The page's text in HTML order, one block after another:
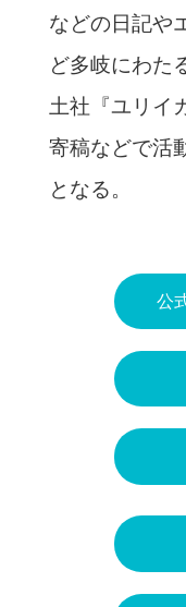
などの日記や
ど多岐にわた
土社『ユリイ
寄稿などで活
となる。
公